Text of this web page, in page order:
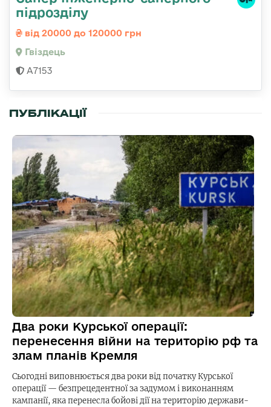
підрозділу
від 20000 до 120000 грн
Гвiздець
А7153
ПУБЛІКАЦІЇ
Два роки Курської операції:
перенесення війни на територію рф та
злам планів Кремля
Сьогодні виповнюється два роки від початку Курської
операції — безпрецедентної за задумом і виконанням
кампанії, яка перенесла бойові дії на територію держави-